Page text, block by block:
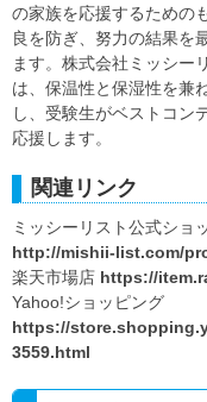
の家族を応援するための
良を防ぎ、努力の結果を
ます。株式会社ミッシー
は、保温性と保湿性を兼
し、受験生がベストコン
応援します。
関連リンク
ミッシーリスト公式ショ
http://mishii-list.com/
楽天市場店 https://
Yahoo!ショッピング
https://
3559.html